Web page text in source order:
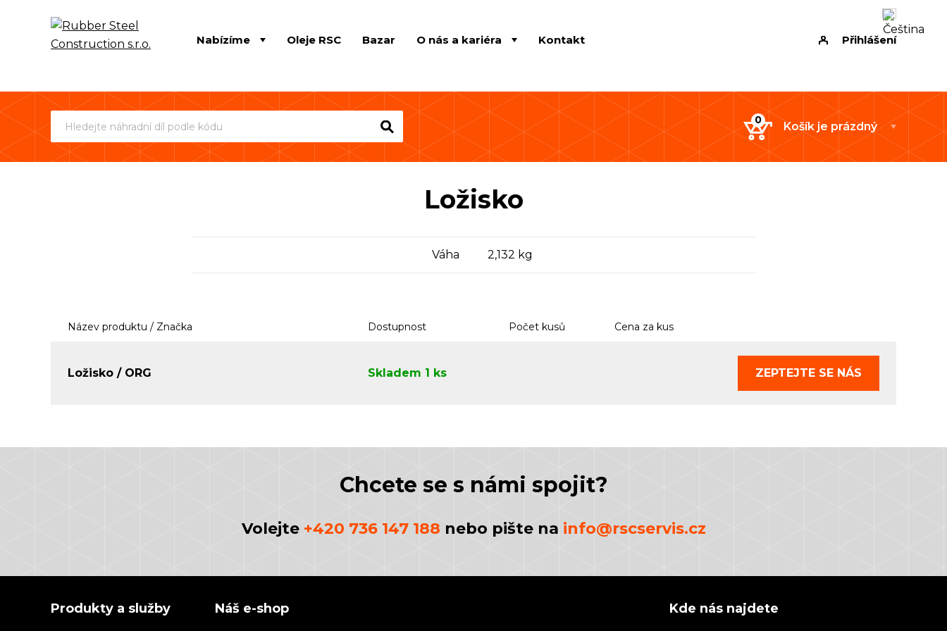
Přihlášení
Nabízíme Oleje RSC Bazar O nás a kariéra Kontakt
Košík je prázdný
Ložisko
Váha 2,132 kg
Název produktu / Značka Dostupnost Počet kusů Cena za kus
Ložisko / ORG Skladem 1 ks ZEPTEJTE SE NÁS
Chcete se s námi spojit?
Volejte +420 736 147 188 nebo pište na info@rscservis.cz
Produkty a služby Náš e-shop Kde nás najdete